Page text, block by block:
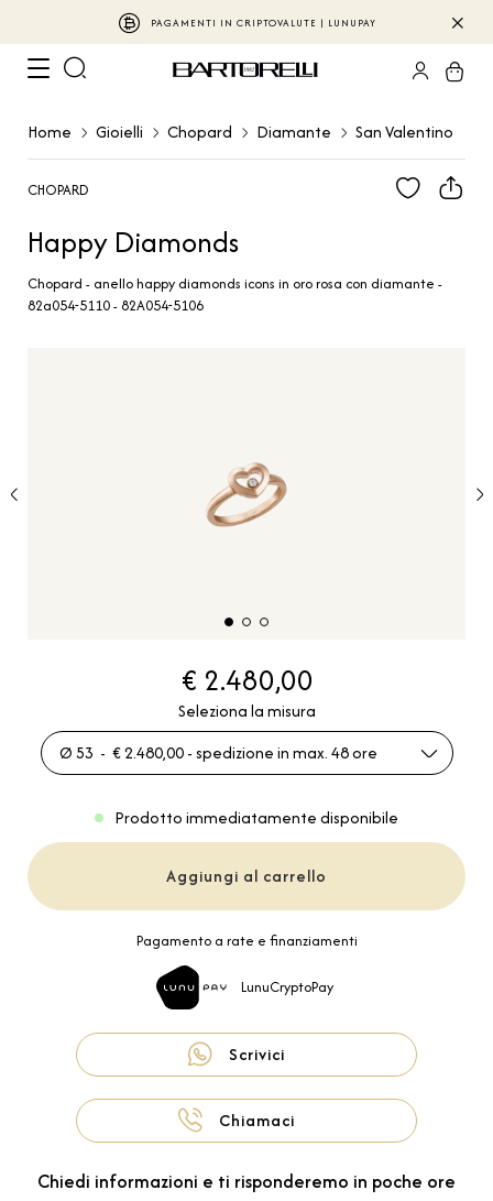
PAGAMENTI IN CRIPTOVALUTE | LUNUPAY
Home Gioielli Chopard Diamante San Valentino
CHOPARD
Happy Diamonds
Chopard - anello happy diamonds icons in oro rosa con diamante -
82a054-5110 - 82A054-5106
€ 2.480,00
Seleziona la misura
Ø 53 - € 2.480,00 - spedizione in max. 48 ore
Prodotto immediatamente disponibile
Aggiungi al carrello
Pagamento a rate e finanziamenti
LunuCryptoPay
Scrivici
Chiamaci
Chiedi informazioni e ti risponderemo in poche ore